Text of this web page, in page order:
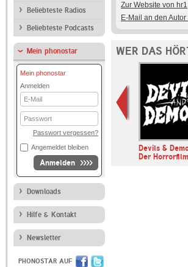
Beliebteste Radios
Beliebteste Podcasts
Mein phonostar
Mein phonostar
Anmelden
E-
Mail
Passwort
Passwort vergessen?
Angemeldet bleiben
Anmelden
Downloads
Hilfe & Kontakt
Newsletter
PHONOSTAR AUF
Zur Website von hr1
E-Mail an den
WER DAS
ein
- Der Nr. …
Devils &
Der